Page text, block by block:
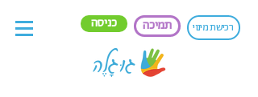
תמיכה רכישת מינוי כניסה